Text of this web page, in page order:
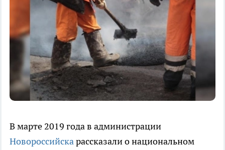
В марте 2019 года в администрации
Новороссийскарассказали о национальном